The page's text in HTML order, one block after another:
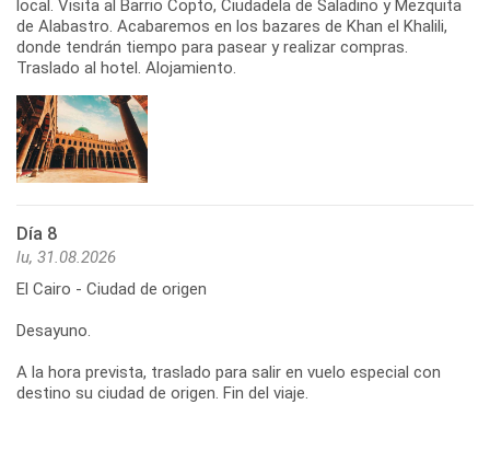
local. Visita al Barrio Copto, Ciudadela de Saladino y Mezquita
de Alabastro. Acabaremos en los bazares de Khan el Khalili,
donde tendrán tiempo para pasear y realizar compras.
Traslado al hotel. Alojamiento.
Día 8
lu, 31.08.2026
El Cairo - Ciudad de origen
Desayuno.
A la hora prevista, traslado para salir en vuelo especial con
destino su ciudad de origen. Fin del viaje.